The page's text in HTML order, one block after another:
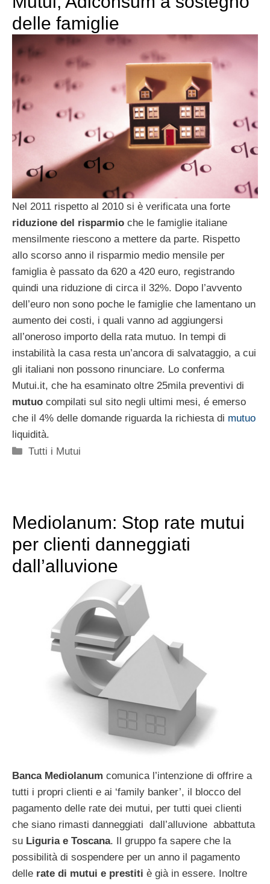
delle famiglie
Nel 2011 rispetto al 2010 si è verificata una forte
riduzione del risparmio che le famiglie italiane
mensilmente riescono a mettere da parte. Rispetto
allo scorso anno il risparmio medio mensile per
famiglia è passato da 620 a 420 euro, registrando
quindi una riduzione di circa il 32%. Dopo l’avvento
dell’euro non sono poche le famiglie che lamentano un
aumento dei costi, i quali vanno ad aggiungersi
all’oneroso importo della rata mutuo. In tempi di
instabilità la casa resta un’ancora di salvataggio, a cui
gli italiani non possono rinunciare. Lo conferma
Mutui.it, che ha esaminato oltre 25mila preventivi di
mutuo compilati sul sito negli ultimi mesi, é emerso
che il 4% delle domande riguarda la richiesta di mutuo
liquidità.
Categorie
Tutti i Mutui
Mediolanum: Stop rate mutui
per clienti danneggiati
‎dall’alluvione
Banca Mediolanum comunica l’intenzione di offrire a
tutti i propri clienti e ai ‘family banker’, il blocco del
pagamento delle rate dei mutui, per tutti quei clienti
che siano rimasti danneggiati dall’alluvione abbattuta
su Liguria e Toscana. Il gruppo fa sapere che la
possibilità di sospendere per un anno il pagamento
delle rate di mutui e prestiti è già in essere. Inoltre